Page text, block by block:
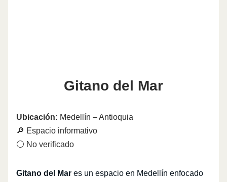
Gitano del Mar
Ubicación: Medellín – Antioquia
🔎 Espacio informativo
⚪ No verificado
Gitano del Mar es un espacio en Medellín enfocado